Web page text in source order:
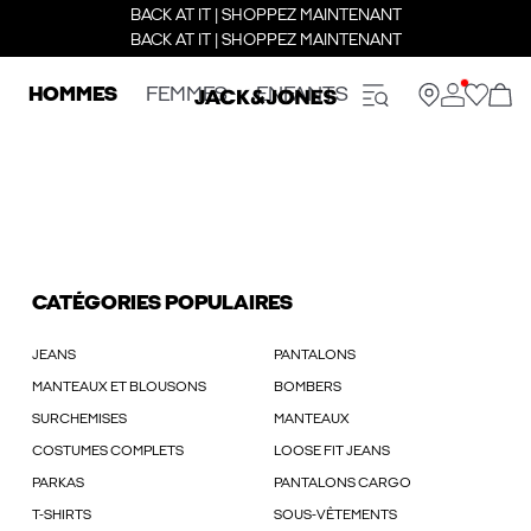
BACK AT IT | SHOPPEZ MAINTENANT
BACK AT IT | SHOPPEZ MAINTENANT
HOMMES FEMMES ENFANTS
CATÉGORIES POPULAIRES
JEANS PANTALONS
MANTEAUX ET BLOUSONS BOMBERS
SURCHEMISES MANTEAUX
COSTUMES COMPLETS LOOSE FIT JEANS
PARKAS PANTALONS CARGO
T-SHIRTS SOUS-VÊTEMENTS